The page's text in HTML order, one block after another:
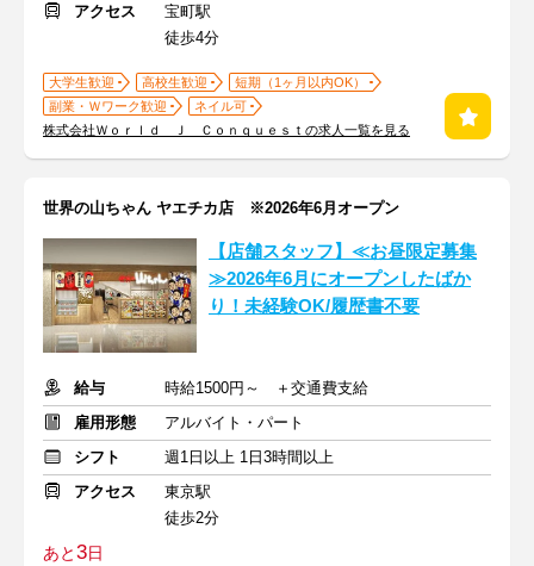
アクセス
宝町駅
徒歩4分
大学生歓迎 高校生歓迎
短期（1ヶ月以内OK）
副業・Ｗワーク歓迎
ネイル可
株式会社Ｗｏｒｌｄ Ｊ Ｃｏｎｑｕｅｓｔの求人一覧を見る
世界の山ちゃん ヤエチカ店 ※2026年6月オープン
【店舗スタッフ】≪お昼限定募集
≫2026年6月にオープンしたばか
り！未経験OK/履歴書不要
給与
時給1500円～ ＋交通費支給
雇用形態
アルバイト・パート
シフト
週1日以上 1日3時間以上
アクセス
東京駅
徒歩2分
あと3日